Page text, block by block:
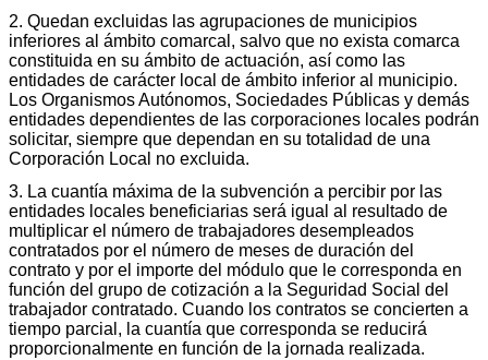
2. Quedan excluidas las agrupaciones de municipios
inferiores al ámbito comarcal, salvo que no exista comarca
constituida en su ámbito de actuación, así como las
entidades de carácter local de ámbito inferior al municipio.
Los Organismos Autónomos, Sociedades Públicas y demás
entidades dependientes de las corporaciones locales podrán
solicitar, siempre que dependan en su totalidad de una
Corporación Local no excluida.
3. La cuantía máxima de la subvención a percibir por las
entidades locales beneficiarias será igual al resultado de
multiplicar el número de trabajadores desempleados
contratados por el número de meses de duración del
contrato y por el importe del módulo que le corresponda en
función del grupo de cotización a la Seguridad Social del
trabajador contratado. Cuando los contratos se concierten a
tiempo parcial, la cuantía que corresponda se reducirá
proporcionalmente en función de la jornada realizada.